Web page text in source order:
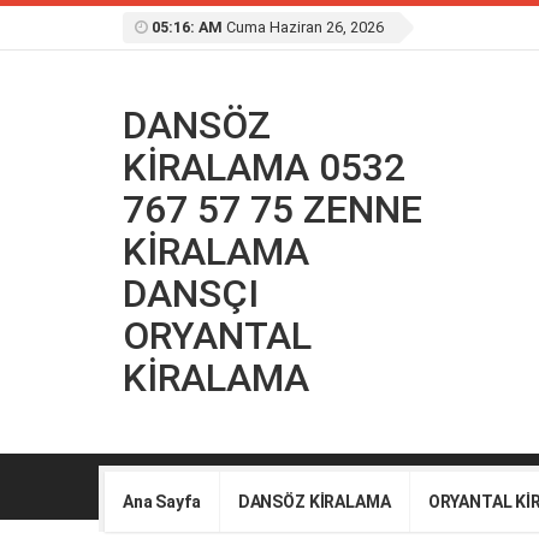
05:16: AM Cuma Haziran 26, 2026
DANSÖZ
KİRALAMA 0532
767 57 75 ZENNE
KİRALAMA
DANSÇI
ORYANTAL
KİRALAMA
Ana Sayfa DANSÖZ KİRALAMA ORYANTAL